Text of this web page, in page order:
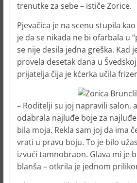
trenutke za sebe – ističe Zorice.
Pjevačica je na scenu stupila
je da se nikada ne bi ofarbala u
se nije desila jedna greška. Kad
provela desetak dana u
prijatelja čija je kćerka učila
– Roditelji su joj napravili salon,
odabrala najluđe boje za najluđe
bila moja. Rekla sam joj da ima
vrati u pravu boju. To je bilo
izvući tamnobraon. Glava mi je
blanša – otkrila je jednom